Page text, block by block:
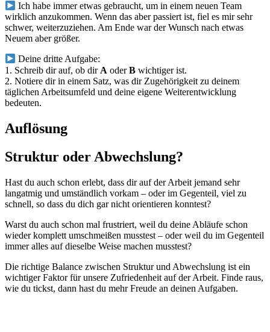
Ich habe immer etwas gebraucht, um in einem neuen Team
wirklich anzukommen. Wenn das aber passiert ist, fiel es mir sehr
schwer, weiterzuziehen. Am Ende war der Wunsch nach etwas
Neuem aber größer.
Deine dritte Aufgabe:
1. Schreib dir auf, ob dir A oderB wichtiger ist.
2. Notiere dir in einem Satz, was dir Zugehörigkeit zu deinem
täglichen Arbeitsumfeld und deine eigene Weiterentwicklung
bedeuten.
Auflösung
Struktur oder Abwechslung?
Hast du auch schon erlebt, dass dir auf der Arbeit jemand sehr
langatmig und umständlich vorkam – oder im Gegenteil, viel zu
schnell, so dass du dich gar nicht orientieren konntest?
Warst du auch schon mal frustriert, weil du deine Abläufe schon
wieder komplett umschmeißen musstest – oder weil du im Gegenteil
immer alles auf dieselbe Weise machen musstest?
Die richtige Balance zwischen Struktur und Abwechslung ist ein
wichtiger Faktor für unsere Zufriedenheit auf der Arbeit. Finde raus,
wie du tickst, dann hast du mehr Freude an deinen Aufgaben.